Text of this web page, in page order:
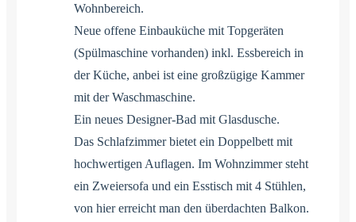
Wohnbereich.
Neue offene Einbauküche mit Topgeräten
(Spülmaschine vorhanden) inkl. Essbereich in
der Küche, anbei ist eine großzügige Kammer
mit der Waschmaschine.
Ein neues Designer-Bad mit Glasdusche.
Das Schlafzimmer bietet ein Doppelbett mit
hochwertigen Auflagen. Im Wohnzimmer steht
ein Zweiersofa und ein Esstisch mit 4 Stühlen,
von hier erreicht man den überdachten Balkon.